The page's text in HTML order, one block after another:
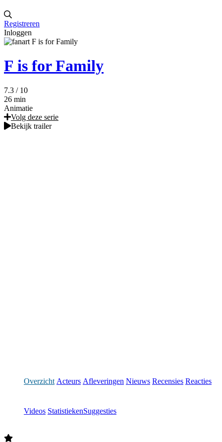
Registreren
Inloggen
F is for Family
7.3 / 10
26 min
Animatie
Volg deze serie
Bekijk trailer
Overzicht Acteurs Afleveringen Nieuws Recensies Reacties
Videos StatistiekenSuggesties